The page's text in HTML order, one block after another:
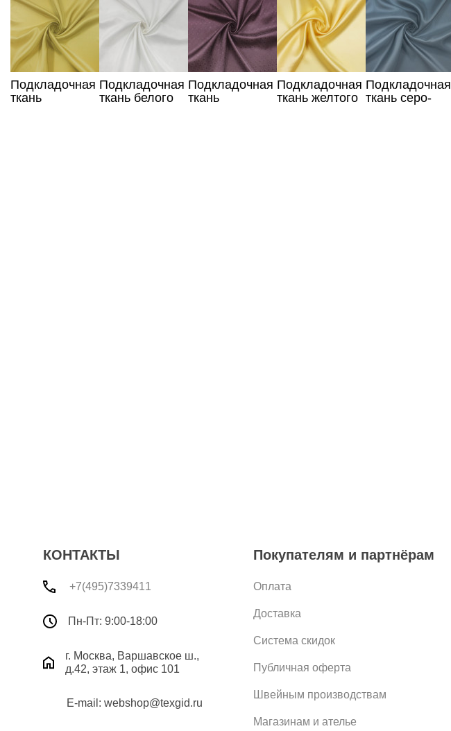
Подкладочная
ткань
Подкладочная
ткань белого
Подкладочная
ткань
Подкладочная
ткань желтого
Подкладочная
ткань серо-
КОНТАКТЫ
+7(495)7339411
Пн-Пт: 9:00-18:00
г. Москва, Варшавское ш.,
д.42, этаж 1, офис 101
E-mail: webshop@texgid.ru
Покупателям и партнёрам
Оплата
Доставка
Система скидок
Публичная оферта
Швейным производствам
Магазинам и ателье